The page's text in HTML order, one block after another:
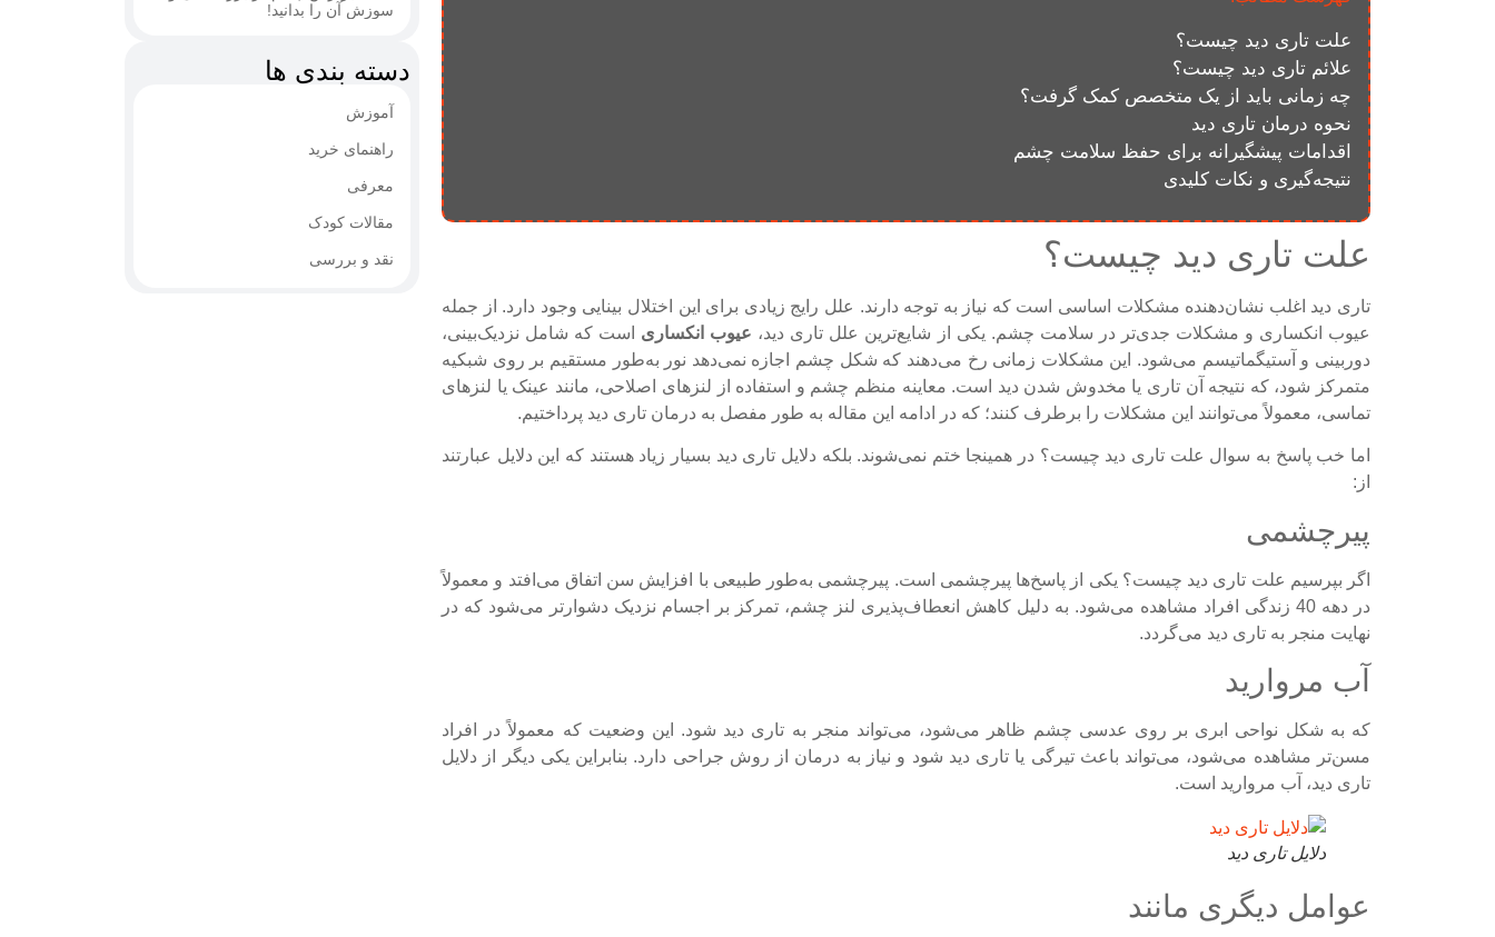
علت تاری دید چیست؟
علائم تاری دید چیست؟
چه زمانی باید از یک متخصص کمک گرفت؟
نحوه درمان تاری دید
اقدامات پیشگیرانه برای حفظ سلامت چشم
نتیجه‌گیری و نکات کلیدی
علت تاری دید چیست؟
تاری دید اغلب نشان‌دهنده مشکلات اساسی است که نیاز به توجه دارند. علل رایج زیادی برای این اختلال بینایی وجود دارد. از جمله
عیوب انکساری و مشکلات جدی‌تر در سلامت چشم. یکی از شایع‌ترین علل تاری دید، عیوب انکساری است که شامل نزدیک‌بینی،
دوربینی و آستیگماتیسم می‌شود. این مشکلات زمانی رخ می‌دهند که شکل چشم اجازه نمی‌دهد نور به‌طور مستقیم بر روی شبکیه
متمرکز شود، که نتیجه آن تاری یا مخدوش شدن دید است. معاینه منظم چشم و استفاده از لنزهای اصلاحی، مانند عینک یا لنزهای
تماسی، معمولاً می‌توانند این مشکلات را برطرف کنند؛ که در ادامه این مقاله به طور مفصل به درمان تاری دید پرداختیم.
اما خب پاسخ به سوال علت تاری دید چیست؟ در همینجا ختم نمی‌شوند. بلکه دلایل تاری دید بسیار زیاد هستند که این دلایل عبارتند
از:
پیرچشمی
اگر بپرسیم علت تاری دید چیست؟ یکی از پاسخ‌ها پیرچشمی است. پیرچشمی به‌طور طبیعی با افزایش سن اتفاق می‌افتد و معمولاً
در دهه 40 زندگی افراد مشاهده می‌شود. به دلیل کاهش انعطاف‌پذیری لنز چشم، تمرکز بر اجسام نزدیک دشوارتر می‌شود که در
نهایت منجر به تاری دید می‌گردد.
آب مروارید
که به شکل نواحی ابری بر روی عدسی چشم ظاهر می‌شود، می‌تواند منجر به تاری دید شود. این وضعیت که معمولاً در افراد
مسن‌تر مشاهده می‌شود، می‌تواند باعث تیرگی یا تاری دید شود و نیاز به درمان از روش جراحی دارد. بنابراین یکی دیگر از دلایل
تاری دید، آب مروارید است.
دلایل تاری دید
عوامل دیگری مانند
سوزش آن را بدانید!
دسته بندی ها
آموزش
راهنمای خرید
معرفی
مقالات کودک
نقد و بررسی